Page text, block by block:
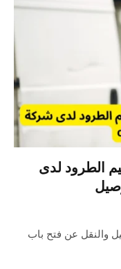
الطرود لدى
والنقل عن فتح باب